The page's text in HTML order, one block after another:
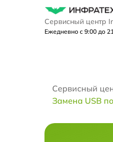
Сервисный центр
Ежедневно с 9:00 до
Сервисный
Замена USB